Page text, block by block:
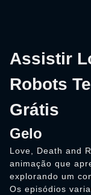
Assistir
Robots
Grátis
Gelo
Love, Death and
animação que
explorando um
Os episódios